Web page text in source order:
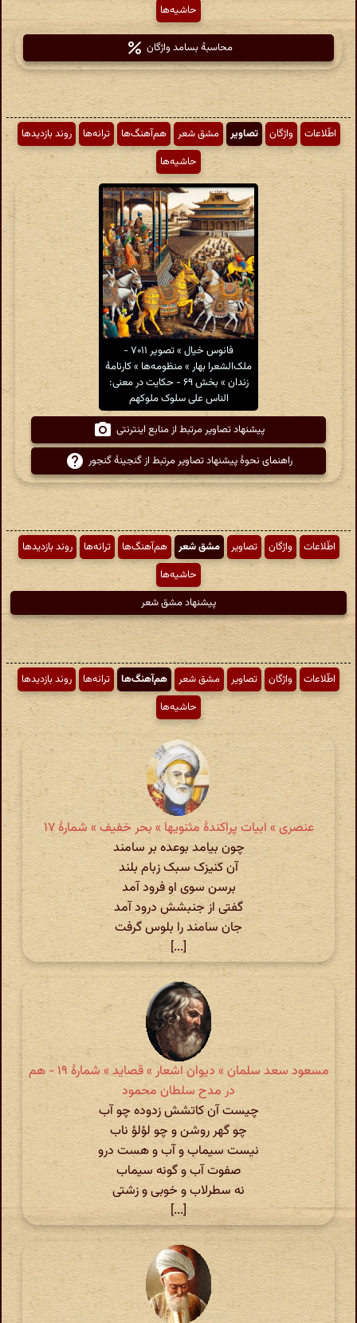
حاشیه‌ها
محاسبهٔ بسامد واژگان
اطّلاعات واژگان تصاویر مشق شعر هم‌آهنگ‌ها ترانه‌ها
روند بازدیدها
حاشیه‌ها
فانوس خیال » تصویر ۷۰۱۱ -
ملک‌الشعرا بهار » منظومه‌ها » کارنامهٔ
زندان » بخش ۶۹ - حکایت در معنی‌:
الناس علی سلوک ملوکهم
پیشنهاد تصاویر مرتبط از منابع اینترنتی
راهنمای نحوهٔ پیشنهاد تصاویر مرتبط از گنجینهٔ گنجور
اطّلاعات واژگان تصاویر مشق شعر هم‌آهنگ‌ها ترانه‌ها
روند بازدیدها
حاشیه‌ها
پیشنهاد مشق شعر
اطّلاعات واژگان تصاویر مشق شعر هم‌آهنگ‌ها ترانه‌ها
روند بازدیدها
حاشیه‌ها
عنصری » ابیات پراکندهٔ مثنویها » بحر خفیف » شمارهٔ ۱۷
چون بیامد بوعده بر سامند
آن کنیزک سبک زبام بلند
برسن سوی او فرود آمد
گفتی از جنبشش درود آمد
جان سامند را بلوس گرفت
[...]
مسعود سعد سلمان » دیوان اشعار » قصاید » شمارهٔ ۱۹ - هم
در مدح سلطان محمود
چیست آن کاتشش زدوده چو آب
چو گهر روشن و چو لؤلؤ ناب
نیست سیماب و آب و هست درو
صفوت آب و گونه سیماب
نه سطرلاب و خوبی و زشتی
[...]